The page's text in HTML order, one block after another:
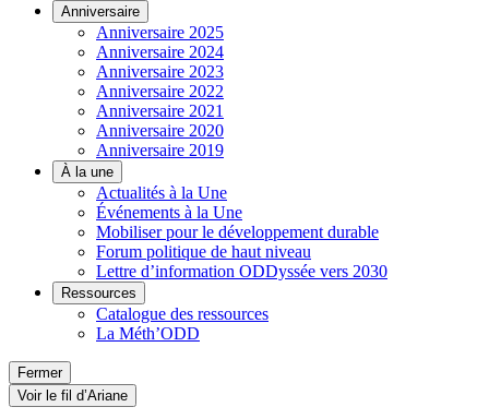
Anniversaire
Anniversaire 2025
Anniversaire 2024
Anniversaire 2023
Anniversaire 2022
Anniversaire 2021
Anniversaire 2020
Anniversaire 2019
À la une
Actualités à la Une
Événements à la Une
Mobiliser pour le développement durable
Forum politique de haut niveau
Lettre d’information ODDyssée vers 2030
Ressources
Catalogue des ressources
La Méth’ODD
Fermer
Voir le fil d’Ariane